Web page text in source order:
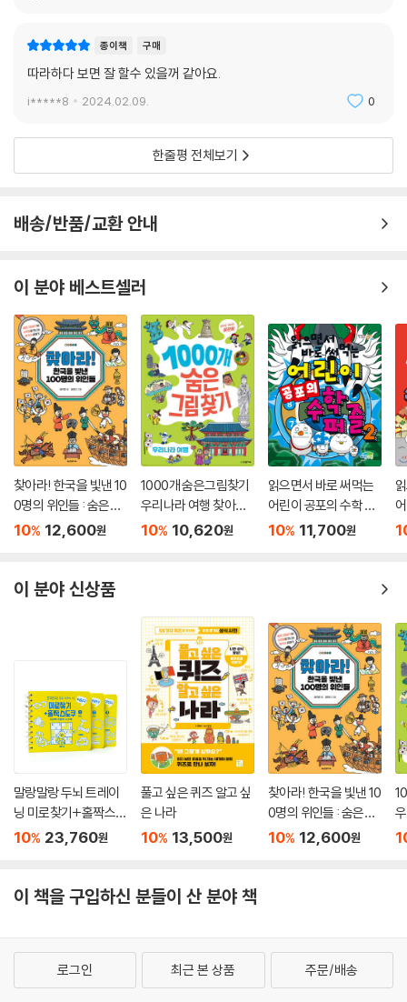
종이책 구매
따라하다 보면 잘 할수 있을꺼 같아요.
i*****8 2024.02.09. 0
한줄평 전체보기
배송/반품/교환 안내
이 분야 베스트셀러
찾아라! 한국을 빛낸 10
0명의 위인들 : 숨은그
림찾기와 노랫말로 만
10% 12,600원
1000개 숨은그림찾기
우리나라 여행 찾아도
찾아도 끝판왕
10% 10,620원
읽으면서 바로 써먹는
어린이 공포의 수학 퍼
즐 2
10% 11,700원
이 분야 신상품
말랑말랑 두뇌 트레이
닝 미로찾기+홀짝스도
쿠 1~3 세트
10% 23,760원
풀고 싶은 퀴즈 알고 싶
은 나라
10% 13,500원
찾아라! 한국을 빛낸 10
0명의 위인들 : 숨은그
림찾기와 노랫말로 만
10% 12,600원
이 책을 구입하신 분들이 산 분야 책
로그인 최근 본 상품 주문/배송